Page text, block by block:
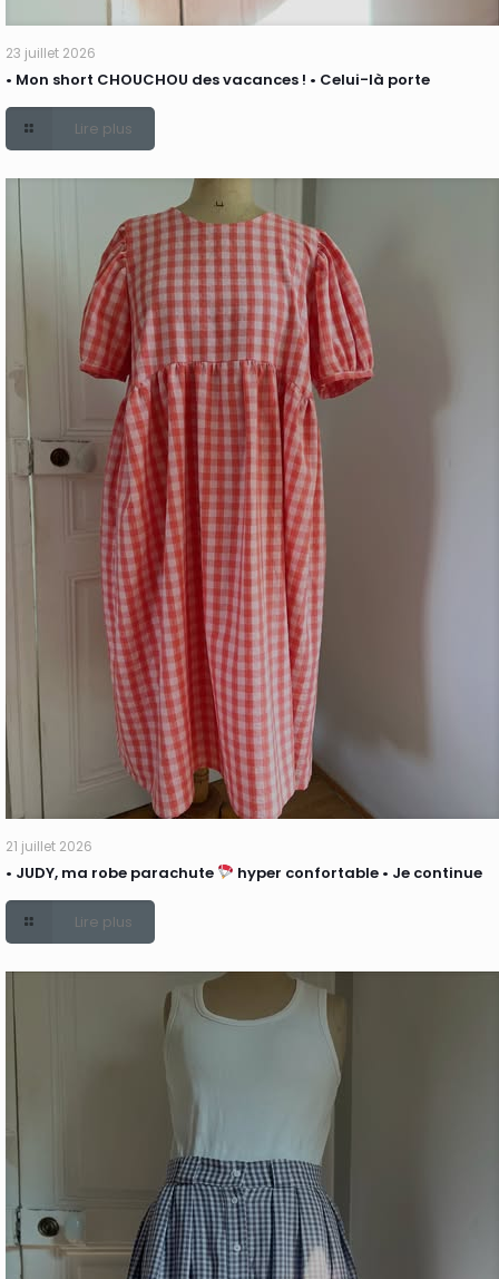
23 juillet 2026
• Mon short CHOUCHOU des vacances ! • Celui-là porte
Lire plus
21 juillet 2026
• JUDY, ma robe parachute hyper confortable • Je continue
Lire plus